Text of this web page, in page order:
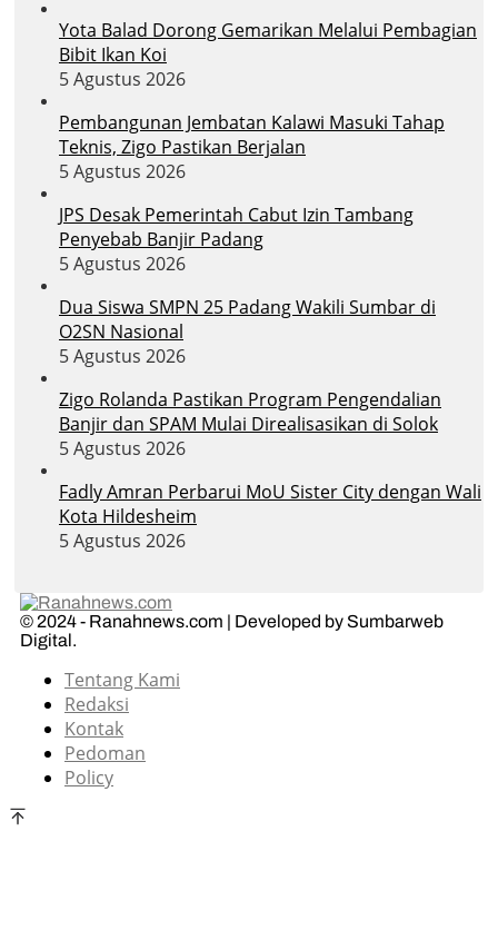
Yota Balad Dorong Gemarikan Melalui Pembagian
Bibit Ikan Koi
5 Agustus 2026
Pembangunan Jembatan Kalawi Masuki Tahap
Teknis, Zigo Pastikan Berjalan
5 Agustus 2026
JPS Desak Pemerintah Cabut Izin Tambang
Penyebab Banjir Padang
5 Agustus 2026
Dua Siswa SMPN 25 Padang Wakili Sumbar di
O2SN Nasional
5 Agustus 2026
Zigo Rolanda Pastikan Program Pengendalian
Banjir dan SPAM Mulai Direalisasikan di Solok
5 Agustus 2026
Fadly Amran Perbarui MoU Sister City dengan Wali
Kota Hildesheim
5 Agustus 2026
© 2024 - Ranahnews.com | Developed by Sumbarweb
Digital.
Tentang Kami
Redaksi
Kontak
Pedoman
Policy